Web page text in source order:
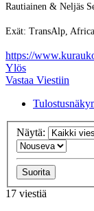
Rautiainen & Neljäs
Exät: TransAlp,
https://
Ylös
Vastaa Viestiin
Näytä:
17 viestiä